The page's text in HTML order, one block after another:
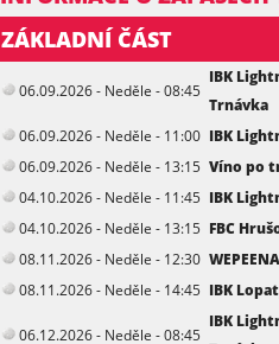
ZÁKLADNÍ ČÁST
06.09.2026 - Neděle - 08:45
IBK
Trnávka
06.09.2026 - Neděle - 11:00 IBK
06.09.2026 - Neděle - 13:15 Víno po
04.10.2026 - Neděle - 11:45 IBK
04.10.2026 - Neděle - 13:15 FBC
08.11.2026 - Neděle - 12:30
08.11.2026 - Neděle - 14:45 IBK
06.12.2026 - Neděle - 08:45
IBK